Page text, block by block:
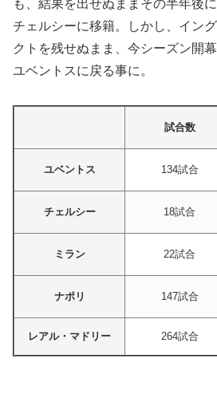
も、結果を出せぬままその半年後
チェルシーに移籍。しかし、イン
クトを残せぬまま、今シーズン開
ユベントスに戻る事に。
試合数
ユベントス 134試合
チェルシー 18試合
ミラン 22試合
ナポリ 147試合
レアル・マドリー 264試合